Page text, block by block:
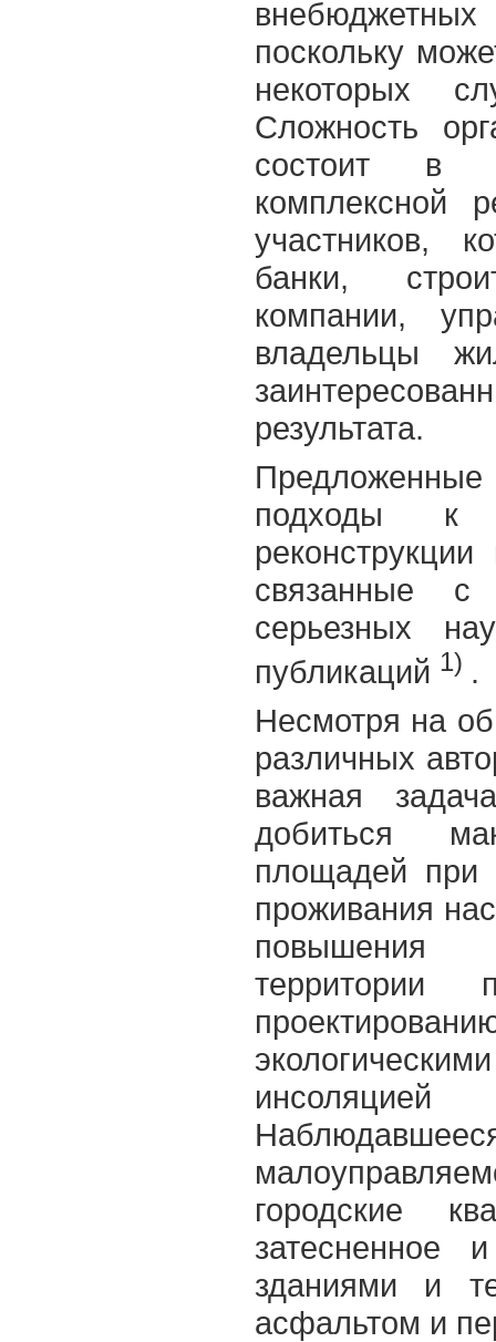
поскольку
некоторых
Сложность
состоит в
комплексной
участников,
банки,
компании,
владельцы
результата.
Предложенные
подходы к
связанные
серьезных
публикаций 1) .
Несмотря на
различных
важная
добиться
площадей при
проживания
повышения
территории
городские
затесненное
зданиями и
асфальтом и